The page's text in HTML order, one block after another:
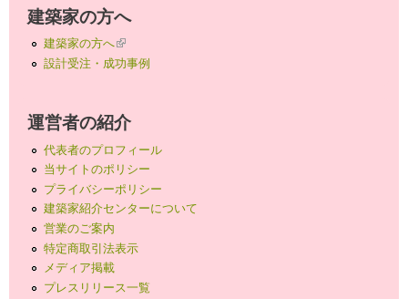
建築家の方へ
建築家の方へ(link is external)
設計受注・成功事例
運営者の紹介
代表者のプロフィール
当サイトのポリシー
プライバシーポリシー
建築家紹介センターについて
営業のご案内
特定商取引法表示
メディア掲載
プレスリリース一覧